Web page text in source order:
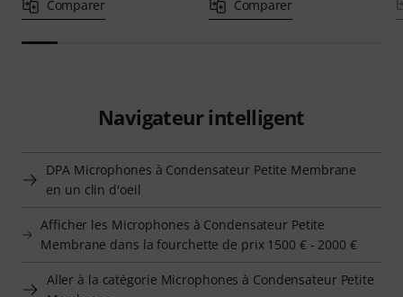
Comparer Comparer
Navigateur intelligent
DPA Microphones à Condensateur Petite Membrane
en un clin d'oeil
Afficher les Microphones à Condensateur Petite
Membrane dans la fourchette de prix 1500 € - 2000 €
Aller à la catégorie Microphones à Condensateur Petite